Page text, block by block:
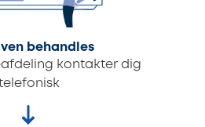
behandles
kontakter dig